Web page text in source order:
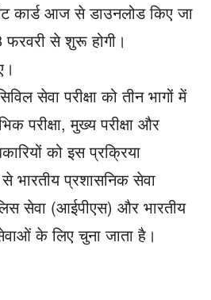
कार्ड आज से डाउनलोड किए जा
से शुरू होगी।
सेवा परीक्षा को तीन भागों में
परीक्षा, मुख्य परीक्षा और
को इस प्रक्रिया
भारतीय प्रशासनिक सेवा
सेवा (आईपीएस) और भारतीय
के लिए चुना जाता है।